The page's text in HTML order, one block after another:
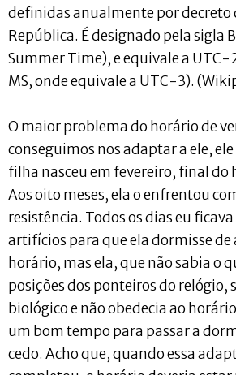
definidas anualmente por decreto
República. É designado pela sigla
Summer Time), e equivale a UTC-
MS, onde equivale a UTC-3).
O maior problema do horário de
conseguimos nos adaptar a ele,
filha nasceu em fevereiro, final do
Aos oito meses, ela o enfrentou
resistência. Todos os dias eu
artifícios para que ela dormisse de
horário, mas ela, que não sabia o
posições dos ponteiros do relógio,
biológico e não obedecia ao
um bom tempo para passar a
cedo. Acho que, quando essa